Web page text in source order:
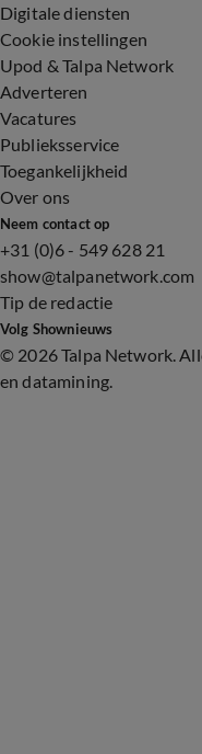
Digitale diensten
Cookie instellingen
Upod & Talpa Network
Adverteren
Vacatures
Publieksservice
Toegankelijkheid
Over ons
Neem contact op
+31 (0)6 - 549 628 21
show@talpanetwork.com
Tip de redactie
Volg Shownieuws
© 2026 Talpa Network.
en datamining.